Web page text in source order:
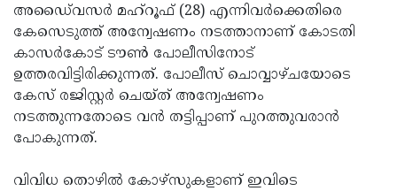
Body
Election
Back
2025
അഡൈ്വസര്‍ മഹ്‌റൂഫ് (28) എന്നിവര്‍ക്കെതിരെ
കേസെടുത്ത് അന്വേഷണം നടത്താനാണ് കോടതി
കാസര്‍കോട് ടൗണ്‍ പോലീസിനോട്
ഉത്തരവിട്ടിരിക്കുന്നത്. പോലീസ് ചൊവ്വാഴ്ചയോടെ
കേസ് രജിസ്റ്റര്‍ ചെയ്ത് അന്വേഷണം
നടത്തുന്നതോടെ വന്‍ തട്ടിപ്പാണ് പുറത്തുവരാന്‍
പോകുന്നത്.
വിവിധ തൊഴില്‍ കോഴ്‌സുകളാണ് ഇവിടെ